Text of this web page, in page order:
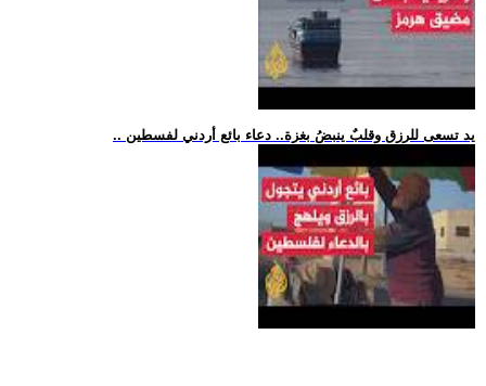
.. يد تسعى للرزق وقلبٌ ينبضُ بغزة.. دعاء بائع أردني لفسطين